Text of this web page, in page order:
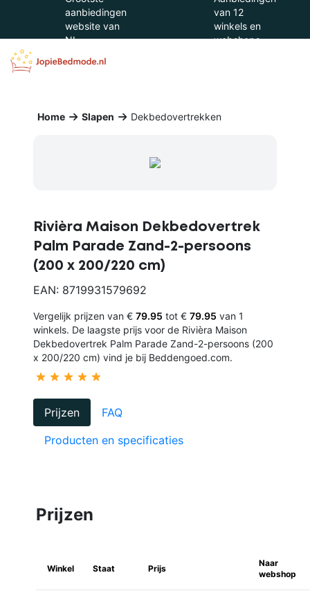
aanbiedingen
website van
NL
van 12
winkels en
webshops
Home Slapen Dekbedovertrekken
Rivièra Maison Dekbedovertrek
Palm Parade Zand-2-persoons
(200 x 200/220 cm)
EAN: 8719931579692
Vergelijk prijzen van € 79.95 tot € 79.95 van 1
winkels. De laagste prijs voor de Rivièra Maison
Dekbedovertrek Palm Parade Zand-2-persoons (200
x 200/220 cm) vind je bij Beddengoed.com.
Prijzen
FAQ
Producten en specificaties
Prijzen
Winkel Staat Prijs
Naar
webshop